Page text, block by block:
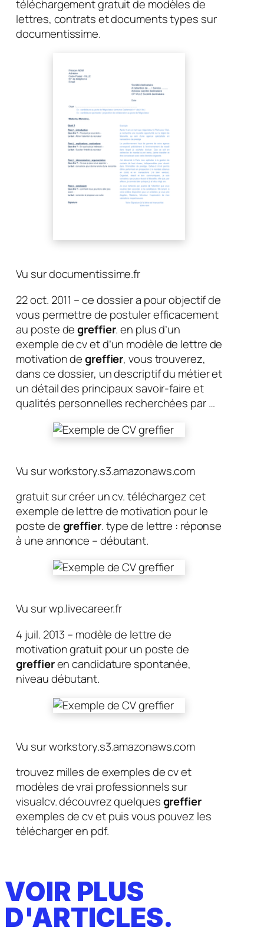
téléchargement gratuit de modèles de
lettres, contrats et documents types sur
documentissime.
Vu sur documentissime.fr
22 oct. 2011 – ce dossier a pour objectif de
vous permettre de postuler efficacement
au poste degreffier. en plus d’un
exemple de cv et d’un modèle de lettre de
motivation degreffier, vous trouverez,
dans ce dossier, un descriptif du métier et
un détail des principaux savoir-faire et
qualités personnelles recherchées par …
Vu sur workstory.s3.amazonaws.com
gratuit sur créer un cv. téléchargez cet
exemple de lettre de motivation pour le
poste degreffier. type de lettre : réponse
à une annonce – débutant.
Vu sur wp.livecareer.fr
4 juil. 2013 – modèle de lettre de
motivation gratuit pour un poste de
greffieren candidature spontanée,
niveau débutant.
Vu sur workstory.s3.amazonaws.com
trouvez milles de exemples de cv et
modèles de vrai professionnels sur
visualcv. découvrez quelquesgreffier
exemples de cv et puis vous pouvez les
télécharger en pdf.
VOIR PLUS
D'ARTICLES.